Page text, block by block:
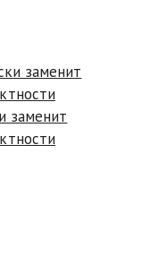
заменит